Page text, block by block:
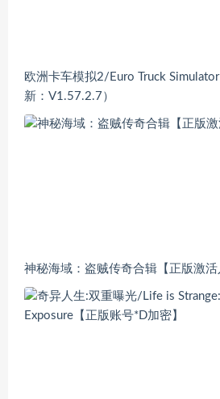
欧洲卡车模拟2/Euro Truck
新：V1.57.2.7）
神秘海域：盗贼传奇合辑【正版激活